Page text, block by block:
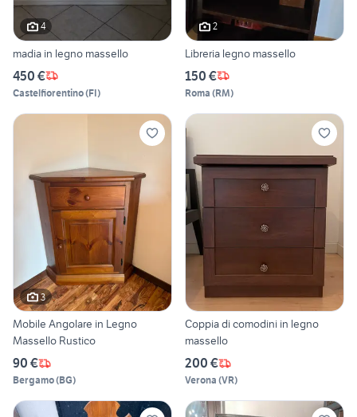
4
madia in legno massello
450 €
Castelfiorentino(FI)
2
Libreria legno massello
150 €
Roma (RM)
3
Mobile Angolare in Legno
Massello Rustico
90 €
Bergamo(BG)
Coppia di comodini in legno
massello
200 €
Verona (VR)